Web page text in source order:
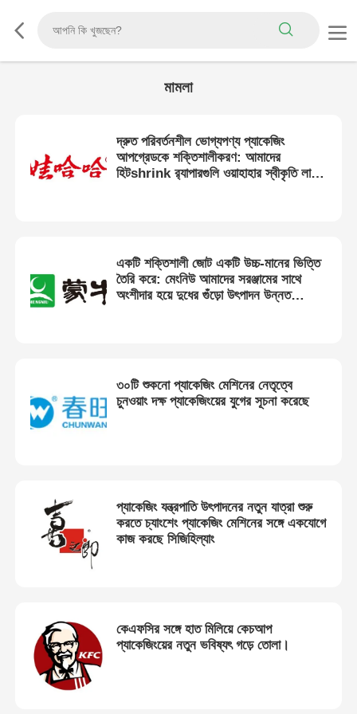
মামলা
দ্রুত পরিবর্তনশীল ভোগ্যপণ্য প্যাকেজিং
আপগ্রেডকে শক্তিশালীকরণ: আমাদের
হিটshrink র‍্যাপারগুলি ওয়াহাহার স্বীকৃতি লাভ
একটি শক্তিশালী জোট একটি উচ্চ-মানের ভিত্তি
তৈরি করে: মেংনিউ আমাদের সরঞ্জামের সাথে
অংশীদার হয়ে দুধের গুঁড়ো উৎপাদন উন্নত
৩০টি শুকনো প্যাকেজিং মেশিনের নেতৃত্বে
চুনওয়াং দক্ষ প্যাকেজিংয়ের যুগের সূচনা করেছে
প্যাকেজিং যন্ত্রপাতি উৎপাদনের নতুন যাত্রা শুরু
করতে চ্যাংশেং প্যাকেজিং মেশিনের সঙ্গে একযোগে
কাজ করছে সিজিহিল্যাং
কেএফসির সঙ্গে হাত মিলিয়ে কেচআপ
প্যাকেজিংয়ের নতুন ভবিষ্যৎ গড়ে তোলা।